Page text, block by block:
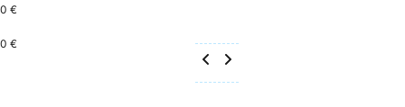
0 €
0 €